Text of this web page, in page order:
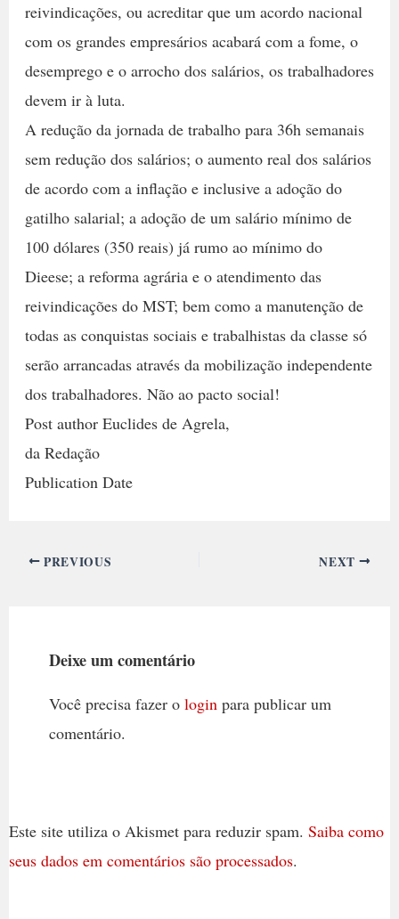
reivindicações, ou acreditar que um acordo nacional
com os grandes empresários acabará com a fome, o
desemprego e o arrocho dos salários, os trabalhadores
devem ir à luta.
A redução da jornada de trabalho para 36h semanais
sem redução dos salários; o aumento real dos salários
de acordo com a inflação e inclusive a adoção do
gatilho salarial; a adoção de um salário mínimo de
100 dólares (350 reais) já rumo ao mínimo do
Dieese; a reforma agrária e o atendimento das
reivindicações do MST; bem como a manutenção de
todas as conquistas sociais e trabalhistas da classe só
serão arrancadas através da mobilização independente
dos trabalhadores. Não ao pacto social!
Post author Euclides de Agrela,
da Redação
Publication Date
PREVIOUS NEXT
Deixe um comentário
Você precisa fazer o loginpara publicar um
comentário.
Este site utiliza o Akismet para reduzir spam. Saiba como
seus dados em comentários são processados.